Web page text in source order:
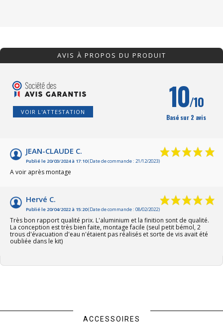
AVIS À PROPOS DU PRODUIT
VOIR L'ATTESTATION 10/10
Basé sur 2 avis
JEAN-CLAUDE C.
Publié le 20/03/2024 à 17:10(Date de commande : 21/12/2023)
A voir après montage
Hervé C.
Publié le 20/04/2022 à 15:20(Date de commande : 08/02/2022)
Très bon rapport qualité prix. L'aluminium et la finition sont de qualité.
La conception est très bien faite, montage facile (seul petit bémol, 2
trous d'évacuation d'eau n'étaient pas réalisés et sorte de vis avait été
oubliée dans le kit)
ACCESSOIRES